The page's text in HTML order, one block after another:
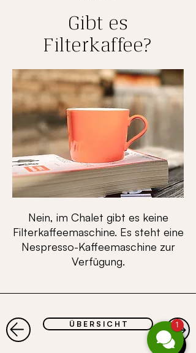
Gibt es
Filterkaffee?
Nein, im Chalet gibt es keine
Filterkaffeemaschine. Es steht eine
Nespresso-Kaffeemaschine zur
Verfügung.
Ü B E R S I C H T 1